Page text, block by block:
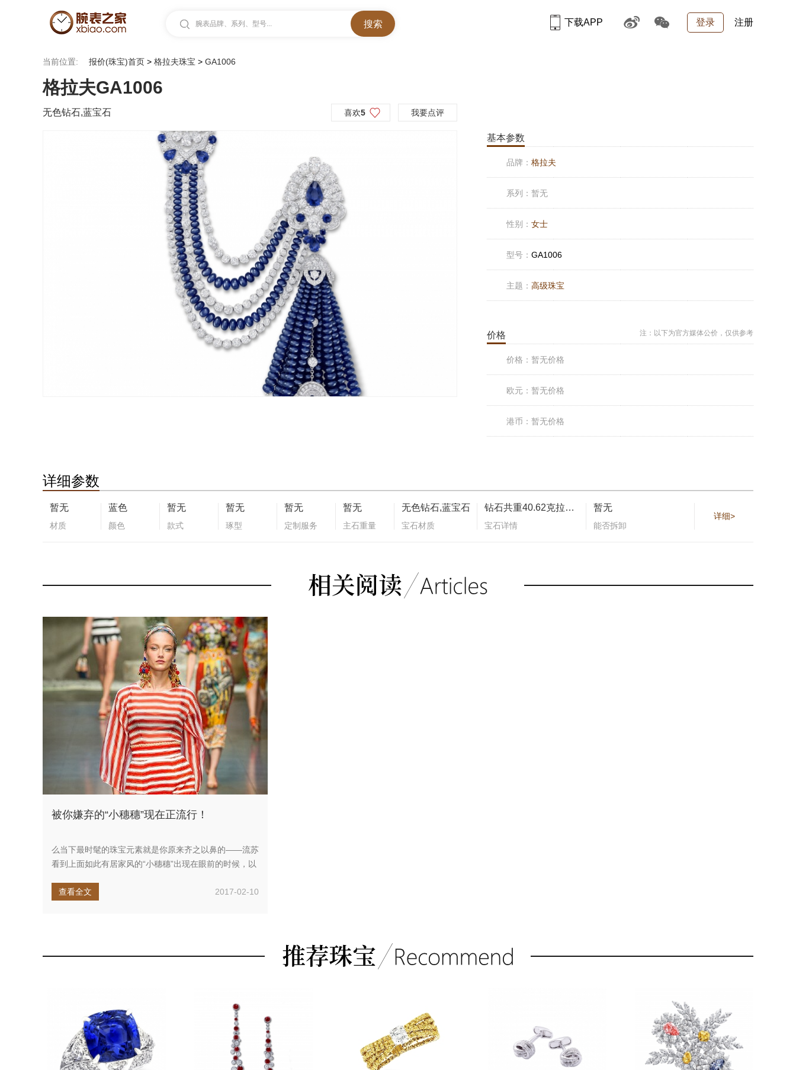
腕表品牌、系列、型号... 登录 注册
下载APP
当前位置: 报价(珠宝)首页 > 格拉夫珠宝 > GA1006
格拉夫GA1006
无色钻石,蓝宝石 喜欢5 我要点评
基本参数
品牌： 格拉夫
系列： 暂无
性别： 女士
型号： GA1006
主题： 高级珠宝
价格 注：以下为官方媒体公价，仅供参考
价格： 暂无价格
欧元： 暂无价格
港币： 暂无价格
详细参数
暂无
材质
蓝色
颜色
暂无
款式
暂无
琢型
暂无
定制服务
暂无
主石重量
无色钻石,蓝宝石
宝石材质
钻石共重40.62克拉，蓝宝石共重332.13克拉
宝石详情
暂无
能否拆卸
详细>
被你嫌弃的“小穗穗”现在正流行！
么当下最时髦的珠宝元素就是你原来齐之以鼻的——流苏
看到上面如此有居家风的“小穗穗”出现在眼前的时候，以
查看全文
2017-02-10